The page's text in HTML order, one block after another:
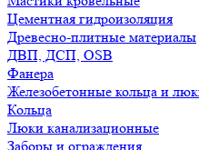
Цементная гидроизоляция
Древесно-плитные материалы
ДВП, ДСП, OSB
Фанера
Железобетонные кольца и
Кольца
Люки канализационные
Заборы и ограждения